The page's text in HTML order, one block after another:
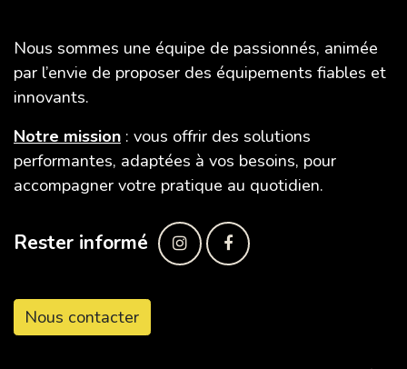
Nous sommes une équipe de passionnés, animée
par l’envie de proposer des équipements fiables et
innovants.
Notre mission : vous offrir des solutions
performantes, adaptées à vos besoins, pour
accompagner votre pratique au quotidien.
Rester informé
Nous contacter